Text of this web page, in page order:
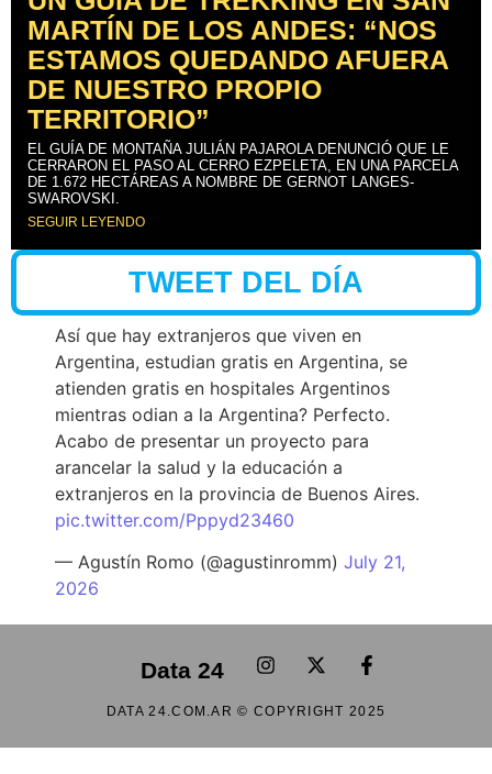
MARTÍN DE LOS ANDES: “NOS
ESTAMOS QUEDANDO AFUERA
DE NUESTRO PROPIO
TERRITORIO”
EL GUÍA DE MONTAÑA JULIÁN PAJAROLA DENUNCIÓ QUE LE
CERRARON EL PASO AL CERRO EZPELETA, EN UNA PARCELA
DE 1.672 HECTÁREAS A NOMBRE DE GERNOT LANGES-
SWAROVSKI.
SEGUIR LEYENDO
TWEET DEL DÍA
Así que hay extranjeros que viven en
Argentina, estudian gratis en Argentina, se
atienden gratis en hospitales Argentinos
mientras odian a la Argentina? Perfecto.
Acabo de presentar un proyecto para
arancelar la salud y la educación a
extranjeros en la provincia de Buenos Aires.
pic.twitter.com/Pppyd23460
— Agustín Romo (@agustinromm) July 21,
2026
Data 24
DATA 24.COM.AR © COPYRIGHT 2025